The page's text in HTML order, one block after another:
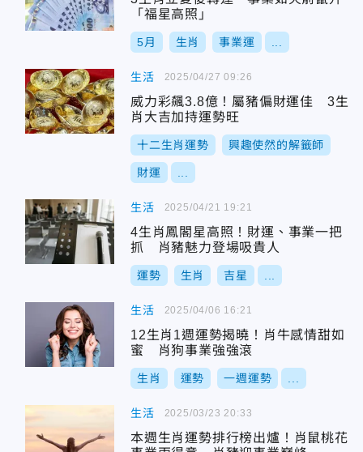
「福星高照」
5月 生肖 事業運
生活
威力彩飆3.8億！屬豬偏財運佳 3生
肖大吉加持運勢旺
十二生肖運勢 興趣使然的解籤師
財運
2025/04/27 09:26
生活
4生肖鳳閣星高照！財運、事業一把
抓 肖豬魅力登場吸貴人
運勢 生肖 吉星
2025/04/21 19:21
生活
12生肖1週運勢揭曉！肖牛感情甜如
蜜 肖狗事業強強滾
生肖 運勢 一週運勢
2025/04/06 16:21
生活
本週生肖運勢排行榜出爐！肖鼠桃花
2025/03/23 20:33